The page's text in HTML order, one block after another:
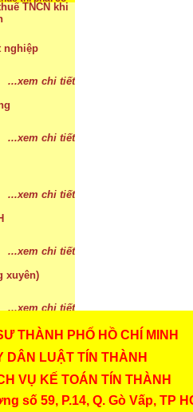
TNCN khi
...xem chi tiết
...xem chi tiết
...xem chi tiết
thuỷ
...xem chi tiết
thuế
THÀNH PHỐ HỒ CHÍ MINH
DÂN LUẬT TÍN THÀNH
VỤ KẾ TOÁN TÍN THÀNH
số 59, P.14, Q. Gò Vấp, TP